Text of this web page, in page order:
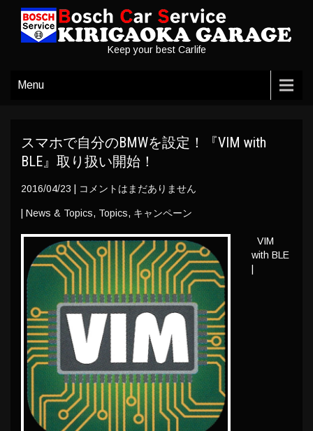
Keep your best Carlife
Menu
スマホで自分のBMWを設定！『VIM with
BLE』取り扱い開始！
2016/04/23 コメントはまだありません
News & Topics, Topics, キャンペーン
VIM
with BLE